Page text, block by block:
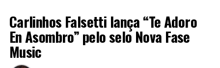
Carlinhos Falsetti lança “Te Adoro
En Asombro” pelo selo Nova Fase
Music